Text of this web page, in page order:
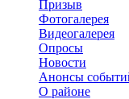
Призыв
Фотогалерея
Видеогалерея
Опросы
Новости
Анонсы
О районе